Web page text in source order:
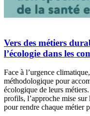
Vers des métiers
l’écologie dans les
Face à l’urgence
méthodologique pour
écologique de leurs
profils, l’approche mise sur
pour rendre chaque métier